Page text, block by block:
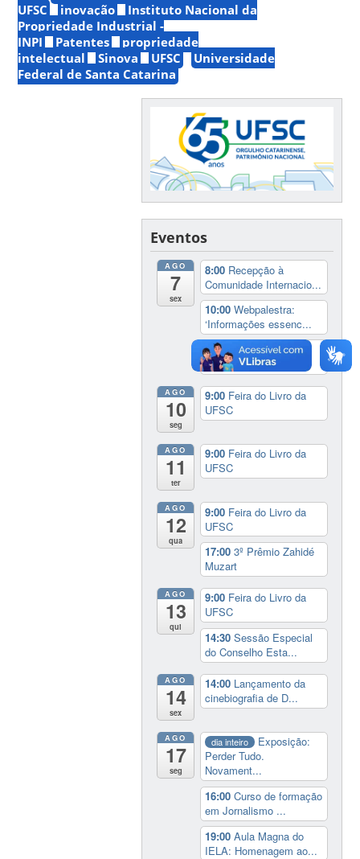
UFSC
inovação
Instituto Nacional da
Propriedade Industrial -
INPI
Patentes
propriedade
intelectual
Sinova UFSC
Universidade
Federal de Santa Catarina
Eventos
AGO
7
sex
8:00 Recepção à
Comunidade Internacio...
10:00Webpalestra:
‘Informações essenc...
20:00 Cineclube África
no Cinema: ‘Coc...
AGO
10
seg
9:00 Feira do Livro da
UFSC
AGO
11
ter
9:00 Feira do Livro da
UFSC
AGO
12
qua
9:00 Feira do Livro da
UFSC
17:003º Prêmio Zahidé
Muzart
AGO
13
qui
9:00 Feira do Livro da
UFSC
14:30Sessão Especial
do Conselho Esta...
AGO
14
sex
14:00 Lançamento da
cinebiografia de D...
AGO
17
seg
dia inteiro
Exposição:
Perder Tudo.
Novament...
16:00Curso de formação
em Jornalismo ...
19:00Aula Magna do
IELA: Homenagem ao...